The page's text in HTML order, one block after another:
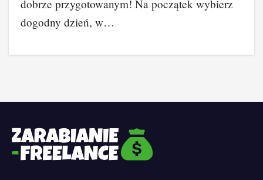
dobrze przygotowanym! Na początek wybierz
dogodny dzień, w…